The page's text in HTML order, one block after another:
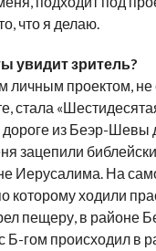
что я делаю.
увидит зритель?
проектом, не
стала
дороге из Беэр-Шевы
зацепили
Иерусалима. На
которому ходили
пещеру, в районе
Б-гом происходил в